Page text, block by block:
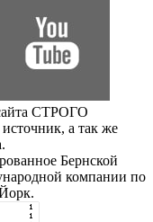
СТРОГО
а так же
Бернской
компании по